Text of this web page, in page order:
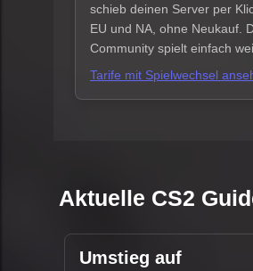
schieb deinen Server per
EU und NA, ohne Neukauf.
Community spielt einfach
Tarife mit Spielwechsel
Aktuelle CS2
Umstieg auf